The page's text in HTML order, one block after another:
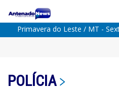
Primavera do Leste / MT -
POLÍCIA